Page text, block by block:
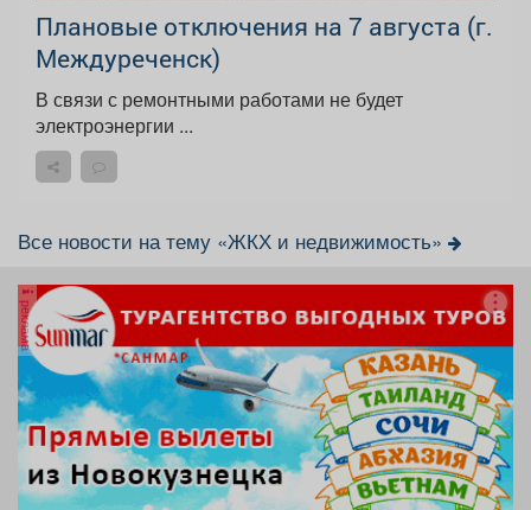
Плановые отключения на 7 августа (г.
Междуреченск)
В связи с ремонтными работами не будет
электроэнергии ...
Все новости на тему «ЖКХ и недвижимость»
реклама